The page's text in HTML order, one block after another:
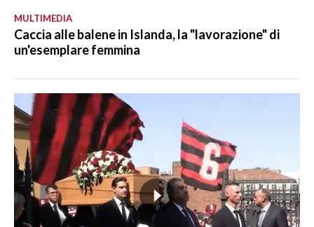
MULTIMEDIA
Caccia alle balene in Islanda, la "lavorazione" di
un'esemplare femmina